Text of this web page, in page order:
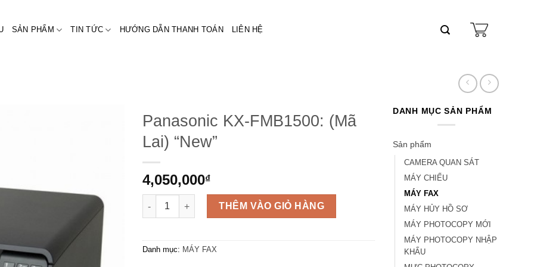
SẢN PHẨM TIN TỨC HƯỚNG DẪN THANH TOÁN LIÊN HỆ
Panasonic KX-FMB1500: (Mã
Lai) “New”
4,050,000₫
Số lượng
THÊM VÀO GIỎ HÀNG
Danh mục: MÁY FAX
DANH MỤC SẢN PHẨM
Sản phẩm
CAMERA QUAN SÁT
MÁY CHIẾU
MÁY FAX
MÁY HỦY HỒ SƠ
MÁY PHOTOCOPY MỚI
MÁY PHOTOCOPY NHẬP
KHẨU